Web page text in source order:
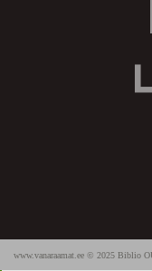
www.vanaraamat.ee © 2025 Biblio